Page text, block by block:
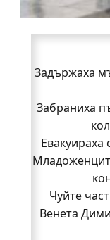
Задържаха
Забраниха
Чуйте
Венета